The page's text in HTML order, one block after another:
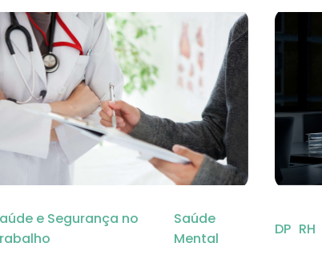
Mais agilidade, segurança e liberdade para
documentos.
e Segurança no
Saúde
Mental
DP RH